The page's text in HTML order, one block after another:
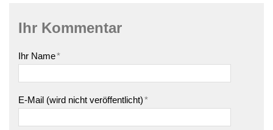
Ihr Kommentar
Ihr Name*
E-Mail (wird nicht veröffentlicht)*